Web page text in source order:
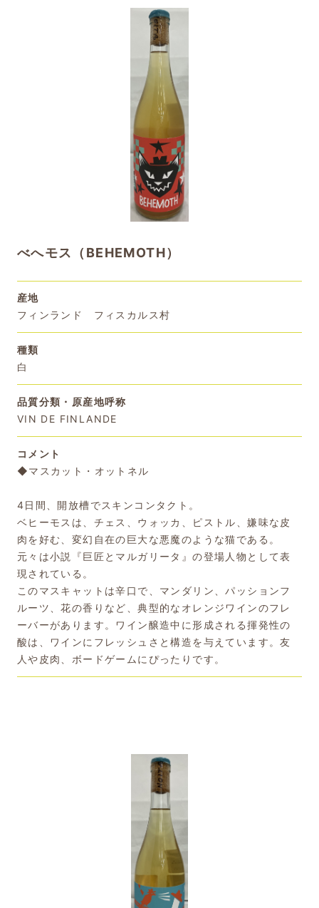
べへモス（BEHEMOTH）
産地
フィンランド フィスカルス村
種類
白
品質分類・原産地呼称
VIN DE FINLANDE
コメント
◆マスカット・オットネル
4日間、開放槽でスキンコンタクト。
ベヒーモスは、チェス、ウォッカ、ピストル、嫌味な皮
肉を好む、変幻自在の巨大な悪魔のような猫である。
元々は小説『巨匠とマルガリータ』の登場人物として表
現されている。
このマスキャットは辛口で、マンダリン、パッションフ
ルーツ、花の香りなど、典型的なオレンジワインのフレ
ーバーがあります。ワイン醸造中に形成される揮発性の
酸は、ワインにフレッシュさと構造を与えています。友
人や皮肉、ボードゲームにぴったりです。